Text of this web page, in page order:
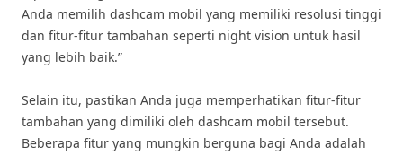
Anda memilih dashcam mobil yang memiliki resolusi tinggi
dan fitur-fitur tambahan seperti night vision untuk hasil
yang lebih baik.”
Selain itu, pastikan Anda juga memperhatikan fitur-fitur
tambahan yang dimiliki oleh dashcam mobil tersebut.
Beberapa fitur yang mungkin berguna bagi Anda adalah